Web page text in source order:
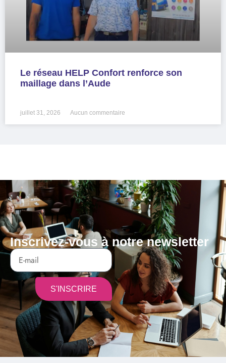
Le réseau HELP Confort renforce son
maillage dans l’Aude
juillet 31, 2026 Aucun commentaire
Inscrivez-vous à notre newsletter
S'INSCRIRE
Alternative: